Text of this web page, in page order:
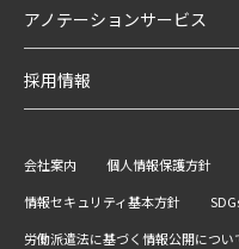
アノテーションサービス
採用情報
会社案内 個人情報保護方針
情報セキュリティ基本方針
労働派遣法に基づく情報公開につい